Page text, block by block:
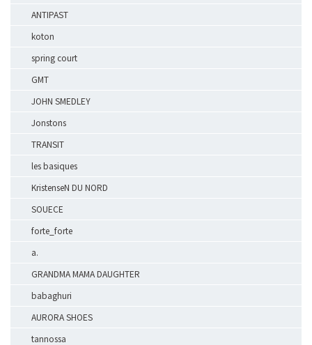
ANTIPAST
koton
spring court
GMT
JOHN SMEDLEY
Jonstons
TRANSIT
les basiques
KristenseN DU NORD
SOUECE
forte_forte
a.
GRANDMA MAMA DAUGHTER
babaghuri
AURORA SHOES
tannossa